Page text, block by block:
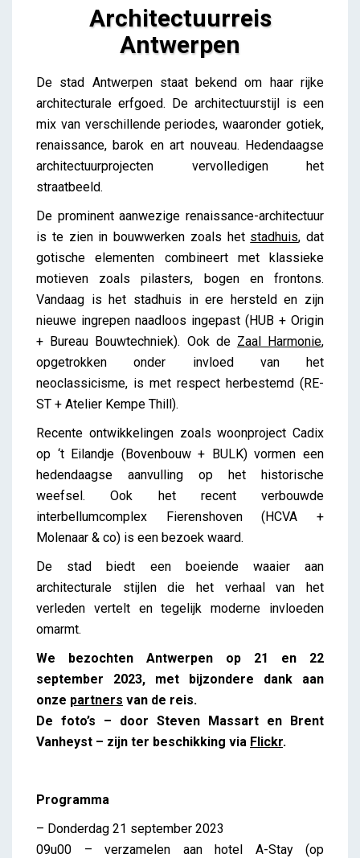
Architectuurreis
Antwerpen
Architectuurreis Antwerpen
De stad Antwerpen staat bekend om haar rijke
architecturale erfgoed. De architectuurstijl is een
mix van verschillende periodes, waaronder gotiek,
renaissance, barok en art nouveau. Hedendaagse
architectuurprojecten vervolledigen het
straatbeeld.
De prominent aanwezige renaissance-architectuur
is te zien in bouwwerken zoals het stadhuis, dat
gotische elementen combineert met klassieke
motieven zoals pilasters, bogen en frontons.
Vandaag is het stadhuis in ere hersteld en zijn
nieuwe ingrepen naadloos ingepast (HUB + Origin
+ Bureau Bouwtechniek). Ook de Zaal Harmonie,
opgetrokken onder invloed van het
neoclassicisme, is met respect herbestemd (RE-
ST + Atelier Kempe Thill).
Recente ontwikkelingen zoals woonproject Cadix
op ‘t Eilandje (Bovenbouw + BULK) vormen een
hedendaagse aanvulling op het historische
weefsel. Ook het recent verbouwde
interbellumcomplex Fierenshoven (HCVA +
Molenaar & co) is een bezoek waard.
De stad biedt een boeiende waaier aan
architecturale stijlen die het verhaal van het
verleden vertelt en tegelijk moderne invloeden
omarmt.
We bezochten Antwerpen op 21 en 22
september 2023, met bijzondere dank aan
onze partners van de reis.
De foto’s – door Steven Massart en Brent
Vanheyst – zijn ter beschikking via Flickr.
Programma
– Donderdag 21 september 2023
09u00 – verzamelen aan hotel A-Stay (op